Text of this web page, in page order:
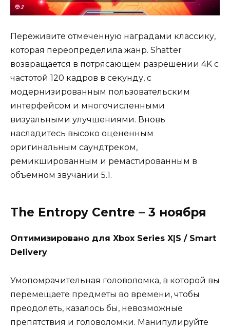
Переживите отмеченную наградами классику,
которая переопределила жанр. Shatter
возвращается в потрясающем разрешении 4K с
частотой 120 кадров в секунду, с
модернизированным пользовательским
интерфейсом и многочисленными
визуальными улучшениями. Вновь
насладитесь высоко оцененным
оригинальным саундтреком,
ремикшированным и ремастированным в
объемном звучании 5.1.
The Entropy Centre – 3 ноября
Оптимизировано для Xbox Series X|S / Smart
Delivery
Умопомрачительная головоломка, в которой вы
перемещаете предметы во времени, чтобы
преодолеть, казалось бы, невозможные
препятствия и головоломки. Манипулируйте